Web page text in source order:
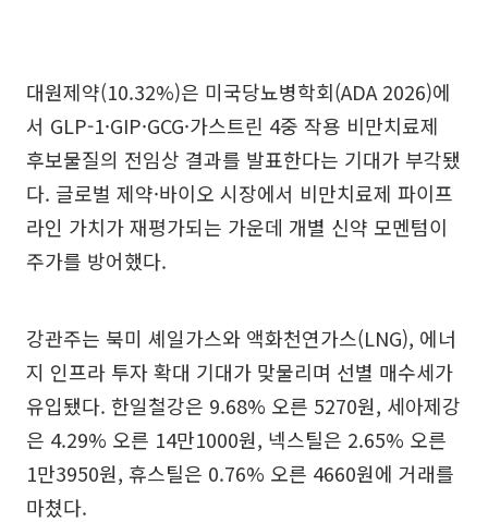
대원제약(10.32%)은 미국당뇨병학회(ADA 2026)에
서 GLP-1·GIP·GCG·가스트린 4중 작용 비만치료제
후보물질의 전임상 결과를 발표한다는 기대가 부각됐
다. 글로벌 제약·바이오 시장에서 비만치료제 파이프
라인 가치가 재평가되는 가운데 개별 신약 모멘텀이
주가를 방어했다.
강관주는 북미 셰일가스와 액화천연가스(LNG), 에너
지 인프라 투자 확대 기대가 맞물리며 선별 매수세가
유입됐다. 한일철강은 9.68% 오른 5270원, 세아제강
은 4.29% 오른 14만1000원, 넥스틸은 2.65% 오른
1만3950원, 휴스틸은 0.76% 오른 4660원에 거래를
마쳤다.